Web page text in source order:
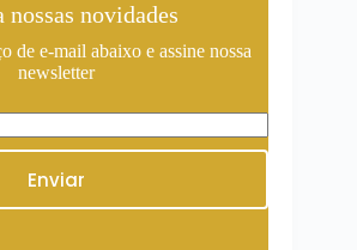
nossas novidades
de e-mail abaixo e assine nossa
newsletter
Enviar